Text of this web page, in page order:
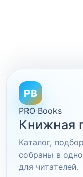
PB
PRO Books
Книжная
Каталог,
собраны в
для читателей.